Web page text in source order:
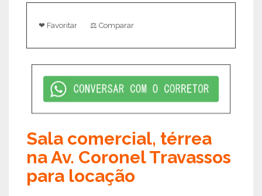
❤ Favoritar ⚖ Comparar
Sala comercial, térrea
na Av. Coronel Travassos
para locação